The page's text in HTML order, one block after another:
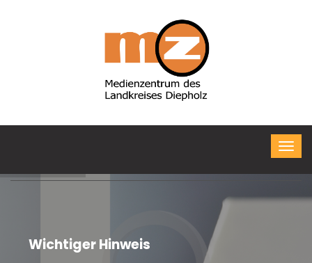
Wichtiger Hinweis